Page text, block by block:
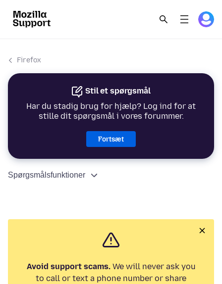
Firefox
Stil et spørgsmål
Har du stadig brug for hjælp? Log ind for at
stille dit spørgsmål i vores forummer.
Fortsæt
Spørgsmålsfunktioner
Avoid support scams.We will never ask you
to call or text a phone number or share